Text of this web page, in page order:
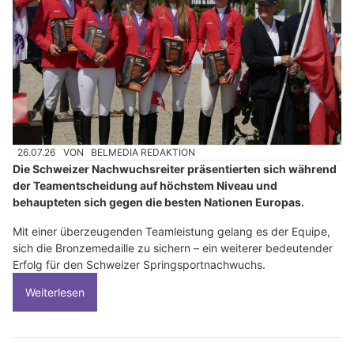
26.07.26 VON BELMEDIA REDAKTION
Die Schweizer Nachwuchsreiter präsentierten sich während
der Teamentscheidung auf höchstem Niveau und
behaupteten sich gegen die besten Nationen Europas.
Mit einer überzeugenden Teamleistung gelang es der Equipe,
sich die Bronzemedaille zu sichern – ein weiterer bedeutender
Erfolg für den Schweizer Springsportnachwuchs.
Weiterlesen